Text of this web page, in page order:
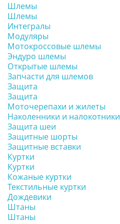
Шлемы
Шлемы
Интегралы
Модуляры
Мотокроссовые шлемы
Эндуро шлемы
Открытые шлемы
Запчасти для шлемов
Защита
Защита
Моточерепахи и жилеты
Наколенники и налокотники
Защита шеи
Защитные шорты
Защитные вставки
Куртки
Куртки
Кожаные куртки
Текстильные куртки
Дождевики
Штаны
Штаны